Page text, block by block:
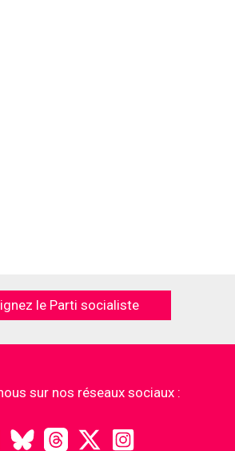
le Parti socialiste
sur nos réseaux sociaux :